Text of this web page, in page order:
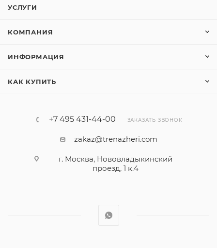
УСЛУГИ
КОМПАНИЯ
ИНФОРМАЦИЯ
КАК КУПИТЬ
+7 495 431-44-00 ЗАКАЗАТЬ ЗВОНОК
zakaz@trenazheri.com
г. Москва, Нововладыкинский
проезд, 1 к.4